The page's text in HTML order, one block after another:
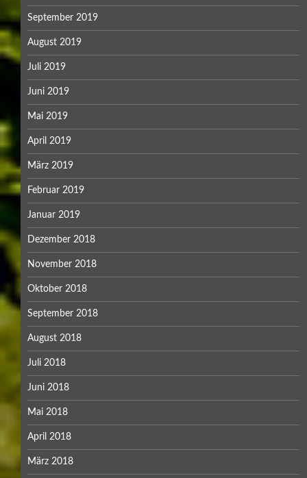
September 2019
August 2019
Juli 2019
Juni 2019
Mai 2019
April 2019
März 2019
Februar 2019
Januar 2019
Dezember 2018
November 2018
Oktober 2018
September 2018
August 2018
Juli 2018
Juni 2018
Mai 2018
April 2018
März 2018